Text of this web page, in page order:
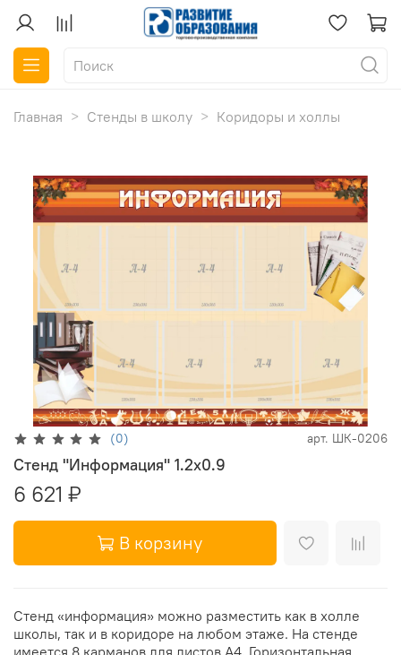
Главная Стенды в школу Коридоры и холлы
(0) арт. ШК-0206
Стенд "Информация" 1.2x0.9
6 621 ₽
В корзину
Стенд «информация» можно разместить как в холле
школы, так и в коридоре на любом этаже. На стенде
имеется 8 карманов для листов А4, Горизонтальная